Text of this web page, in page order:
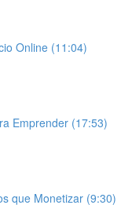
Online (11:04)
Emprender (17:53)
que Monetizar (9:30)